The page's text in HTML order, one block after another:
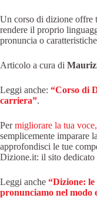
Un corso di dizione offre
rendere il proprio
pronuncia o
Articolo a cura di
Leggi anche: “Corso di
carriera”.
Permigliorare la tua voce,
semplicemente imparare la
approfondisci le tue
Dizione.it: il sito
Leggi anche “Dizione: le
pronunciamo nel modo